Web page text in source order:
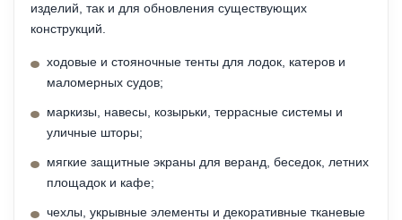
изделий, так и для обновления существующих
конструкций.
ходовые и стояночные тенты для лодок, катеров и
маломерных судов;
маркизы, навесы, козырьки, террасные системы и
уличные шторы;
мягкие защитные экраны для веранд, беседок, летних
площадок и кафе;
чехлы, укрывные элементы и декоративные тканевые